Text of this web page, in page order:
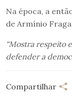
Na época, a
de Armínio Fraga
“Mostra respeito
defender a
Compartilhar